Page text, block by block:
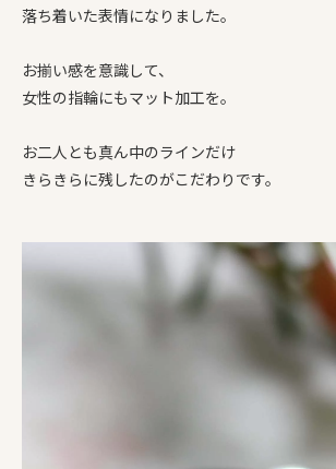
落ち着いた表情になりました。
お揃い感を意識して、
女性の指輪にもマット加工を。
お二人とも真ん中のラインだけ
きらきらに残したのがこだわりです。